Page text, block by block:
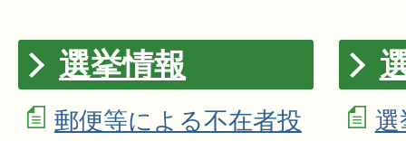
選挙情報
郵便等による不在者投